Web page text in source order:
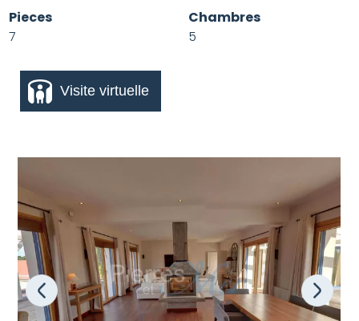
Pieces
7
Chambres
5
Visite virtuelle